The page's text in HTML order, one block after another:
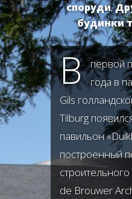
споруди,
будинки
В
первой
года в
Gils
Tilburg
павильон
построенный
de Brouwer